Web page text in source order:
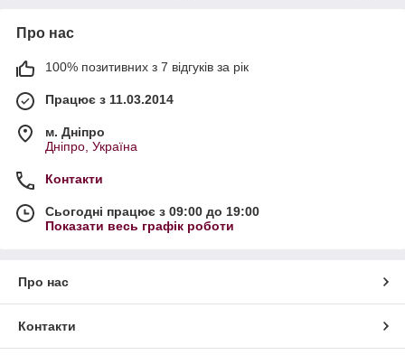
Про нас
100% позитивних з 7 відгуків за рік
Працює з 11.03.2014
м. Дніпро
Дніпро, Україна
Контакти
Сьогодні працює з 09:00 до 19:00
Показати весь графік роботи
Про нас
Контакти